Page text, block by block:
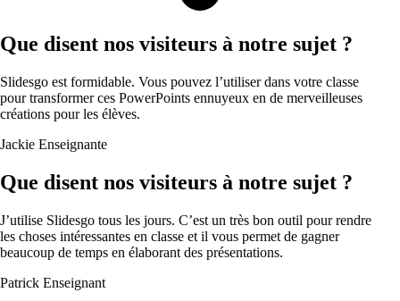
Que disent nos visiteurs à notre sujet ?
Slidesgo est formidable. Vous pouvez l’utiliser dans votre classe
pour transformer ces PowerPoints ennuyeux en de merveilleuses
créations pour les élèves.
Jackie Enseignante
Que disent nos visiteurs à notre sujet ?
J’utilise Slidesgo tous les jours. C’est un très bon outil pour rendre
les choses intéressantes en classe et il vous permet de gagner
beaucoup de temps en élaborant des présentations.
Patrick Enseignant